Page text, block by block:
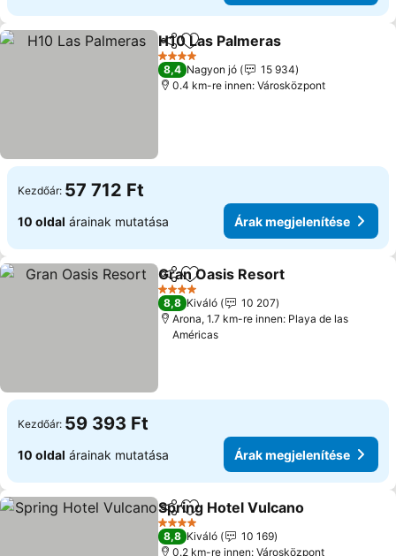
MegosztásHozzáadás a kedvencekhez
H10 Las Palmeras
4 Kategória
8,4 Nagyon jó
15 934
0.4 km-re innen: Városközpont
Kezdőár: 57 712 Ft
10 oldal árainak mutatása Árak megjelenítése
Megosztás
Hozzáadás a kedvencekhez
Gran Oasis Resort
4 Kategória
8,8 Kiváló
10 207
Arona, 1.7 km-re innen: Playa de las
Américas
Kezdőár: 59 393 Ft
10 oldal árainak mutatása Árak megjelenítése
Megosztás
Hozzáadás a kedvencekhez
Spring Hotel Vulcano
4 Kategória
8,8 Kiváló
10 169
0.2 km-re innen: Városközpont